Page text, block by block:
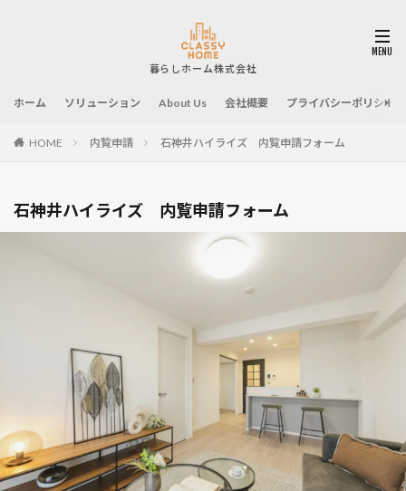
ホーム ソリューション About Us 会社概要 プライバシーポリシー
HOME 内覧申請 石神井ハイライズ 内覧申請フォーム
石神井ハイライズ 内覧申請フォーム